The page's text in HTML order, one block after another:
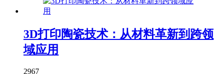
3D打印陶瓷技术：从材料革新到跨领
域应用
2967